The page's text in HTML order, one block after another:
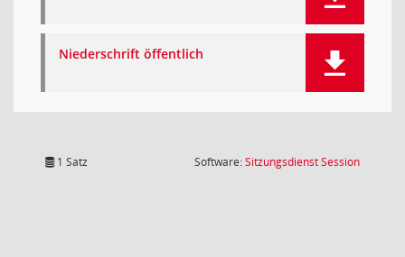
Niederschrift öffentlich
1 Satz Software:SitzungsdienstSession(Wird in